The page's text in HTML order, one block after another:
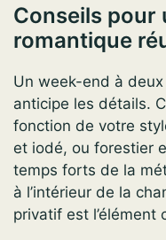
Conseils pour
romantique
Un week-end à deux
anticipe les détails.
fonction de votre
et iodé, ou forestier
temps forts de la
à l’intérieur de la
privatif est l’élément